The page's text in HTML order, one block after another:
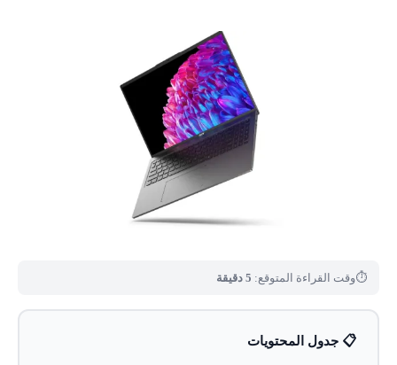
⏱وقت القراءة المتوقع: 5 دقيقة
📋 جدول المحتويات